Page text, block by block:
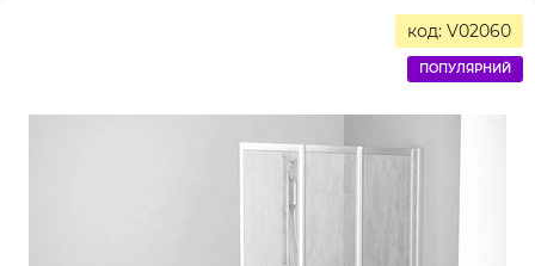
код: V02060
ПОПУЛЯРНИЙ